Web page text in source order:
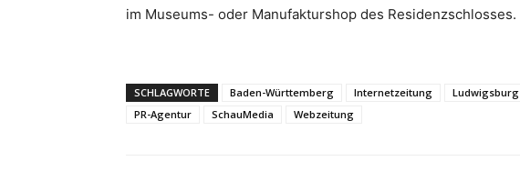
im Museums- oder Manufakturshop des Residenzschlosses.
SCHLAGWORTE Baden-Württemberg Internetzeitung Ludwigsburg
PR-Agentur
SchauMedia Webzeitung